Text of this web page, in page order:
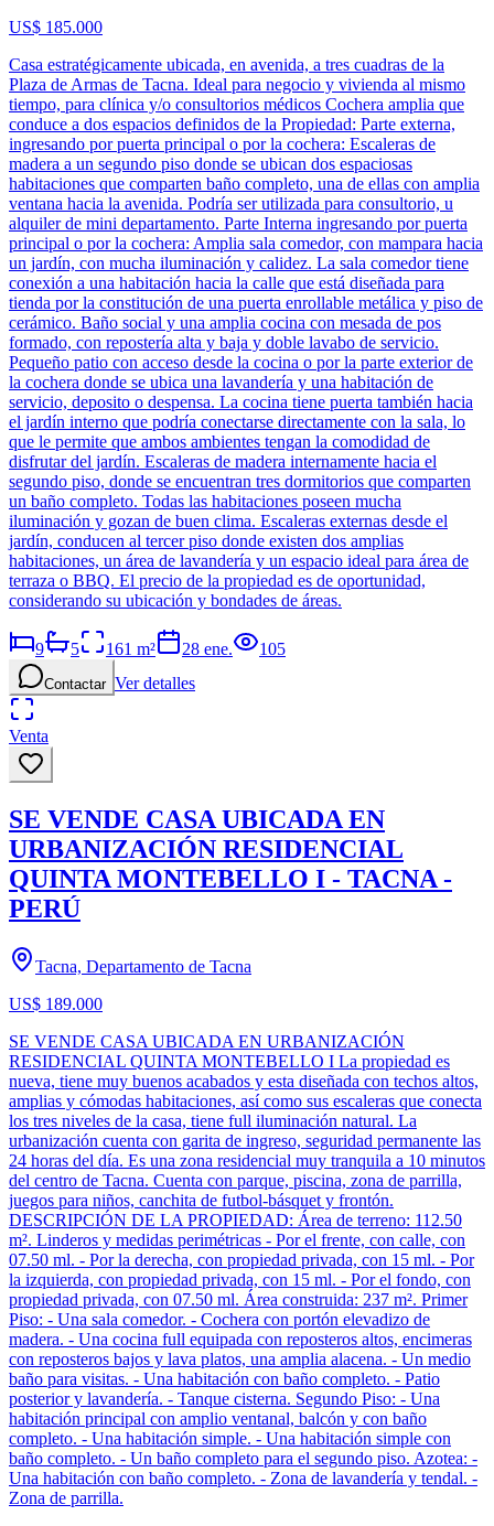
US$ 185.000
Casa estratégicamente ubicada, en avenida, a tres cuadras de la
Plaza de Armas de Tacna. Ideal para negocio y vivienda al mismo
tiempo, para clínica y/o consultorios médicos Cochera amplia que
conduce a dos espacios definidos de la Propiedad: Parte externa,
ingresando por puerta principal o por la cochera: Escaleras de
madera a un segundo piso donde se ubican dos espaciosas
habitaciones que comparten baño completo, una de ellas con amplia
ventana hacia la avenida. Podría ser utilizada para consultorio, u
alquiler de mini departamento. Parte Interna ingresando por puerta
principal o por la cochera: Amplia sala comedor, con mampara hacia
un jardín, con mucha iluminación y calidez. La sala comedor tiene
conexión a una habitación hacia la calle que está diseñada para
tienda por la constitución de una puerta enrollable metálica y piso de
cerámico. Baño social y una amplia cocina con mesada de pos
formado, con repostería alta y baja y doble lavabo de servicio.
Pequeño patio con acceso desde la cocina o por la parte exterior de
la cochera donde se ubica una lavandería y una habitación de
servicio, deposito o despensa. La cocina tiene puerta también hacia
el jardín interno que podría conectarse directamente con la sala, lo
que le permite que ambos ambientes tengan la comodidad de
disfrutar del jardín. Escaleras de madera internamente hacia el
segundo piso, donde se encuentran tres dormitorios que comparten
un baño completo. Todas las habitaciones poseen mucha
iluminación y gozan de buen clima. Escaleras externas desde el
jardín, conducen al tercer piso donde existen dos amplias
habitaciones, un área de lavandería y un espacio ideal para área de
terraza o BBQ. El precio de la propiedad es de oportunidad,
considerando su ubicación y bondades de áreas.
9 5 161 m² 28 ene. 105
Contactar Ver detalles
Venta
SE VENDE CASA UBICADA EN
URBANIZACIÓN RESIDENCIAL
QUINTA MONTEBELLO I - TACNA -
PERÚ
Tacna, Departamento de Tacna
US$ 189.000
SE VENDE CASA UBICADA EN URBANIZACIÓN
RESIDENCIAL QUINTA MONTEBELLO I La propiedad es
nueva, tiene muy buenos acabados y esta diseñada con techos altos,
amplias y cómodas habitaciones, así como sus escaleras que conecta
los tres niveles de la casa, tiene full iluminación natural. La
urbanización cuenta con garita de ingreso, seguridad permanente las
24 horas del día. Es una zona residencial muy tranquila a 10 minutos
del centro de Tacna. Cuenta con parque, piscina, zona de parrilla,
juegos para niños, canchita de futbol-básquet y frontón.
DESCRIPCIÓN DE LA PROPIEDAD: Área de terreno: 112.50
m². Linderos y medidas perimétricas - Por el frente, con calle, con
07.50 ml. - Por la derecha, con propiedad privada, con 15 ml. - Por
la izquierda, con propiedad privada, con 15 ml. - Por el fondo, con
propiedad privada, con 07.50 ml. Área construida: 237 m². Primer
Piso: - Una sala comedor. - Cochera con portón elevadizo de
madera. - Una cocina full equipada con reposteros altos, encimeras
con reposteros bajos y lava platos, una amplia alacena. - Un medio
baño para visitas. - Una habitación con baño completo. - Patio
posterior y lavandería. - Tanque cisterna. Segundo Piso: - Una
habitación principal con amplio ventanal, balcón y con baño
completo. - Una habitación simple. - Una habitación simple con
baño completo. - Un baño completo para el segundo piso. Azotea: -
Una habitación con baño completo. - Zona de lavandería y tendal. -
Zona de parrilla.